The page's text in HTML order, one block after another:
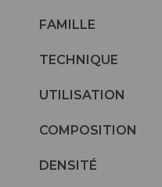
FAMILLE
TECHNIQUE
UTILISATION
COMPOSITION
DENSITÉ